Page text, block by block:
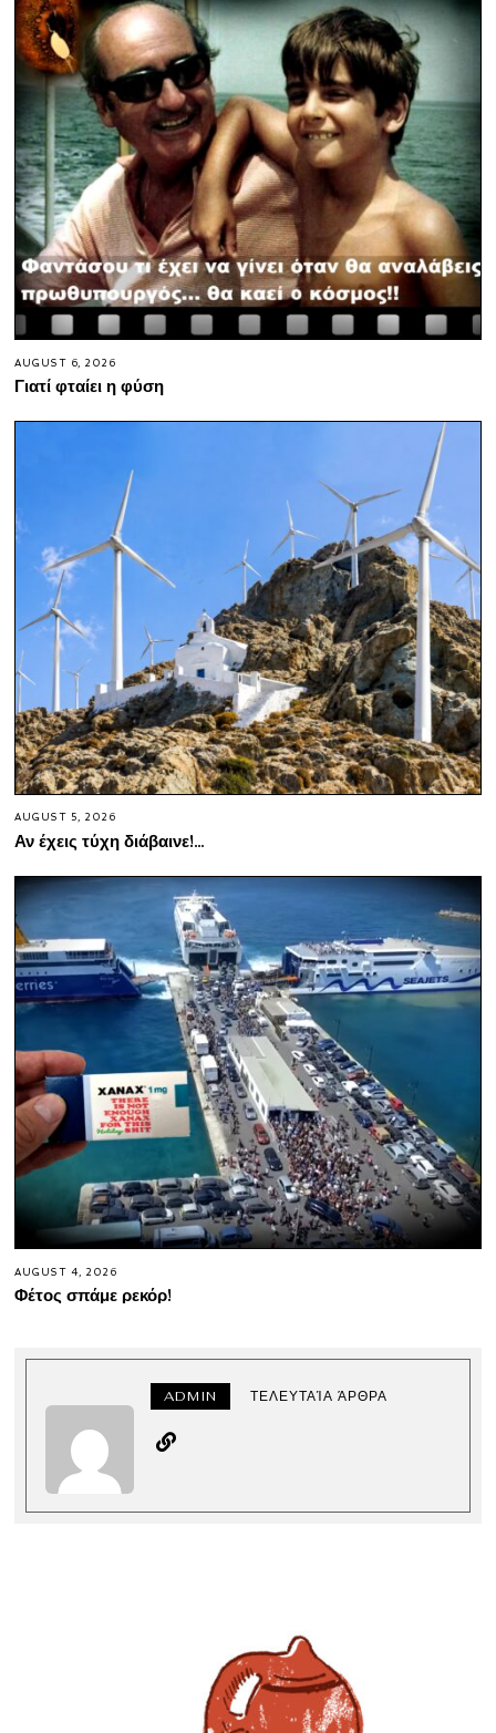
AUGUST 6, 2026
Γιατί φταίει η φύση
AUGUST 5, 2026
Αν έχεις τύχη διάβαινε!…
AUGUST 4, 2026
Φέτος σπάμε ρεκόρ!
ADMIN ΤΕΛΕΥΤΑΊΑ ΆΡΘΡΑ